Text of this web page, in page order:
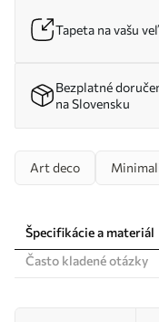
Tapeta na vašu
Bezplatné
na Slovensku
Art deco
Špecifikácie a materiál
Často kladené otázky